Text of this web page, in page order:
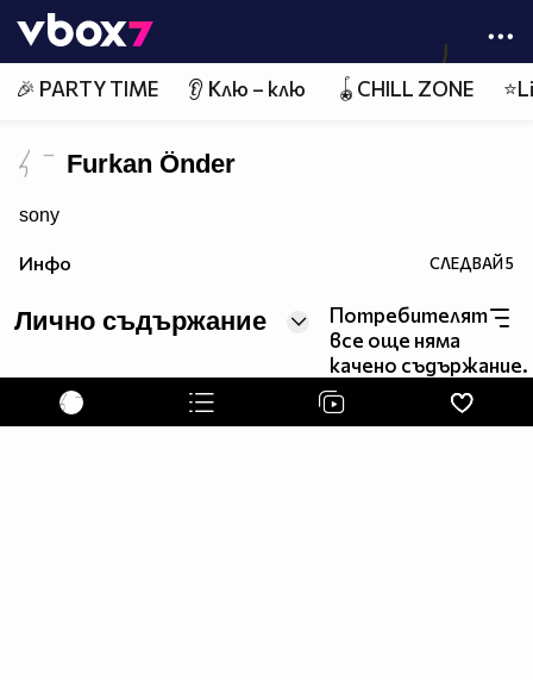
👾
🎉 PARTY TIME 👂 Клю – клю 🪀CHILL ZONE
Furkan Önder
sony
Инфо СЛЕДВАЙ5
Лично съдържание
Потребителят
все още няма
качено съдържание.